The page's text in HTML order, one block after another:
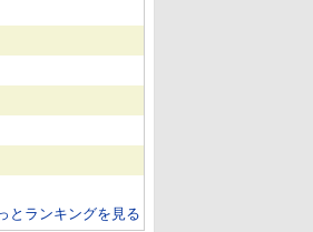
とランキングを見る